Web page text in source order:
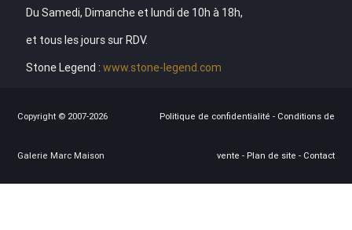
Du Samedi, Dimanche et lundi de 10h à 18h,
et tous les jours sur RDV.
Stone Legend : www.stone-legend.com
Copyright © 2007-2026
Galerie Marc Maison
Politique de confidentialité - Conditions de
vente - Plan de site - Contact